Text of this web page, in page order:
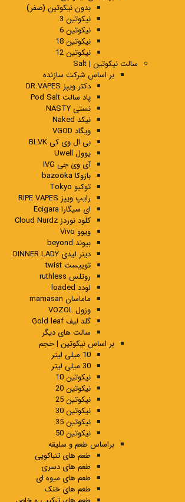
بدون نیکوتین (صفر)
نیکوتین 3
نیکوتین 6
نیکوتین 18
نیکوتین 12
سالت نیکوتین | Salt
بر اساس شرکت سازنده
دکتر ویپز DR.VAPES
پاد سالت Pod Salt
نستی NASTY
نیکد Naked
ویگاد VGOD
بی ال وی کی BLVK
یوول Uwell
آی وی جی IVG
بازوکا bazooka
توکیو Tokyo
رایپ ویپز RIPE VAPES
ای سیگارا Ecigara
کلود نوردز Cloud Nurdz
ویوو Vivo
بیوند beyond
دینر لیدی DINNER LADY
توییست twist
روتلس ruthless
لودد loaded
ماماسان mamasan
وزول VOZOL
گلد لیف Gold leaf
سالت های دیگر
بر اساس نیکوتین | حجم
10 میلی لیتر
30 میلی لیتر
نیکوتین 10
نیکوتین 20
نیکوتین 25
نیکوتین 30
نیکوتین 35
نیکوتین 50
براساس طعم و سلیقه
طعم های تنباکویی
طعم های دسری
طعم های میوه ای
طعم های خنک